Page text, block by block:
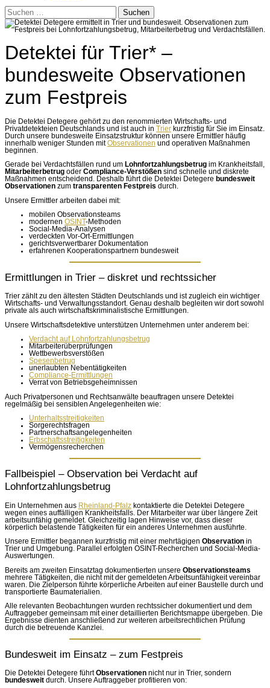
Suchen
nach:
Detektei für Trier* –
bundesweite Observationen
zum Festpreis
Die Detektei Detegere gehört zu den renommierten Wirtschafts- und
Privatdetekteien Deutschlands und ist auch in Trier kurzfristig für Sie im Einsatz.
Durch unsere bundesweite Einsatzstruktur können unsere Ermittler häufig
innerhalb weniger Stunden mitObservationen und operativen Maßnahmen
beginnen.
Gerade bei Verdachtsfällen rund um Lohnfortzahlungsbetrug im Krankheitsfall,
Mitarbeiterbetrug oder Compliance-Verstößen sind schnelle und diskrete
Maßnahmen entscheidend. Deshalb führt die Detektei Detegere bundesweit
Observationen zum transparenten Festpreis durch.
Unsere Ermittler arbeiten dabei mit:
mobilen Observationsteams
modernen OSINT -Methoden
Social-Media-Analysen
verdeckten Vor-Ort-Ermittlungen
gerichtsverwertbarer Dokumentation
erfahrenen Kooperationspartnern bundesweit
Ermittlungen in Trier – diskret und rechtssicher
Trier zählt zu den ältesten Städten Deutschlands und ist zugleich ein wichtiger
Wirtschafts- und Verwaltungsstandort. Genau deshalb begleiten wir dort sowohl
private als auch wirtschaftskriminalistische Ermittlungen.
Unsere Wirtschaftsdetektive unterstützen Unternehmen unter anderem bei:
Verdacht auf Lohnfortzahlungsbetrug
Mitarbeiterüberprüfungen
Wettbewerbsverstößen
Spesenbetrug
unerlaubten Nebentätigkeiten
Compliance-Ermittlungen
Verrat von Betriebsgeheimnissen
Auch Privatpersonen und Rechtsanwälte beauftragen unsere Detektei
regelmäßig bei sensiblen Angelegenheiten wie:
Unterhaltsstreitigkeiten
Sorgerechtsfragen
Partnerschaftsangelegenheiten
Erbschaftsstreitigkeiten
Vermögensrecherchen
Fallbeispiel – Observation bei Verdacht auf
Lohnfortzahlungsbetrug
Ein Unternehmen aus Rheinland-Pfalz kontaktierte die Detektei Detegere
wegen eines auffälligen Krankheitsfalls. Der Mitarbeiter war über längere Zeit
arbeitsunfähig gemeldet. Gleichzeitig lagen Hinweise vor, dass dieser
körperlich belastende Tätigkeiten für ein anderes Unternehmen ausführte.
Unsere Ermittler begannen kurzfristig mit einer mehrtägigen Observation in
Trier und Umgebung. Parallel erfolgten OSINT-Recherchen und Social-Media-
Auswertungen.
Bereits am zweiten Einsatztag dokumentierten unsere Observationsteams
mehrere Tätigkeiten, die nicht mit der gemeldeten Arbeitsunfähigkeit vereinbar
waren. Die Zielperson führte körperliche Arbeiten auf einer Baustelle durch und
transportierte Baumaterialien.
Alle relevanten Beobachtungen wurden rechtssicher dokumentiert und dem
Auftraggeber gemeinsam mit einer detaillierten Berichtsmappe übergeben. Die
Ergebnisse dienten anschließend zur weiteren arbeitsrechtlichen Prüfung
durch die betreuende Kanzlei.
Bundesweit im Einsatz – zum Festpreis
Die Detektei Detegere führtObservationen nicht nur in Trier, sondern
bundesweit durch. Unsere Auftraggeber profitieren von: